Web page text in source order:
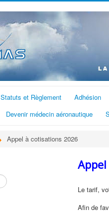
Statuts et Règlement Adhésion
Devenir médecin aéronautique
Appel à cotisations 2026
Le tarif,
Afin de